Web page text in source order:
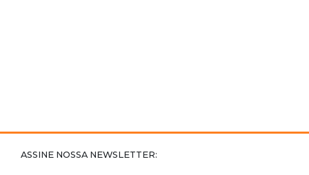
ASSINE NOSSA NEWSLETTER: